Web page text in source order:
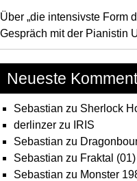
Über „die intensivste Form
Gespräch mit der Pianistin
Neueste
Sebastian zu Sherlock
derlinzer zu
IRIS
Sebastian zu
Sebastian zu Fraktal
Sebastian zu Monster